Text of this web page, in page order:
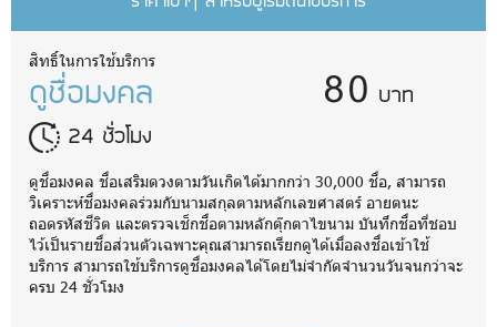
สิทธิ์ในการใช้บริการ
ดูชื่อมงคล
24 ชั่วโมง
80 บาท
ดูชื่อมงคล ชื่อเสริมดวงตามวันเกิดได้มากกว่า 30,000 ชื่อ, สามารถ
วิเคราะห์ชื่อมงคลร่วมกับนามสกุลตามหลักเลขศาสตร์ อายตนะ
ถอดรหัสชีวิต และตรวจเช็กชื่อตามหลักตุ๊กตาไขนาม บันทึกชื่อที่ชอบ
ไว้เป็นรายชื่อส่วนตัวเฉพาะคุณสามารถเรียกดูได้เมื่อลงชื่อเข้าใช้
บริการ สามารถใช้บริการดูชื่อมงคลได้โดยไม่จำกัดจำนวนวันจนกว่าจะ
ครบ 24 ชั่วโมง